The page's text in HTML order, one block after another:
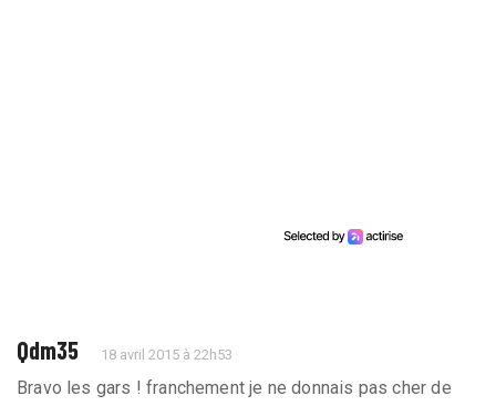
Qdm35 18 avril 2015 à 22h53
Bravo les gars ! franchement je ne donnais pas cher de